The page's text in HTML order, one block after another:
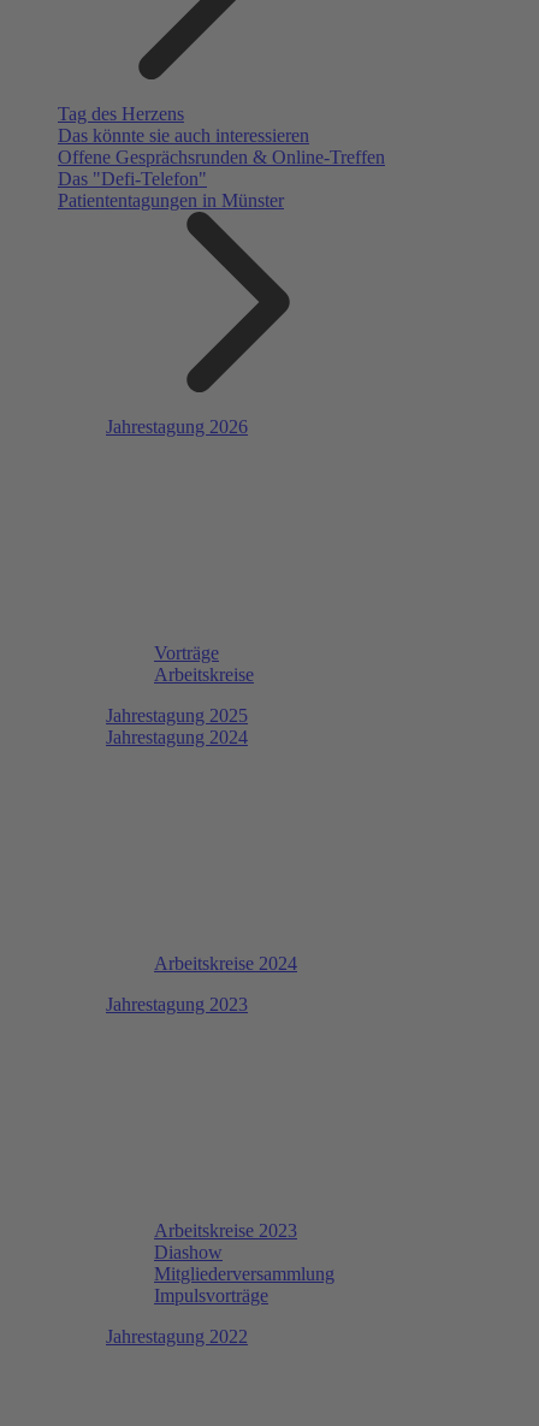
Tag des Herzens
Das könnte sie auch interessieren
Offene Gesprächsrunden & Online-Treffen
Das "Defi-Telefon"
Patiententagungen in Münster
Jahrestagung 2026
Vorträge
Arbeitskreise
Jahrestagung 2025
Jahrestagung 2024
Arbeitskreise 2024
Jahrestagung 2023
Arbeitskreise 2023
Diashow
Mitgliederversammlung
Impulsvorträge
Jahrestagung 2022